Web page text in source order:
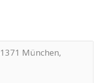
München,